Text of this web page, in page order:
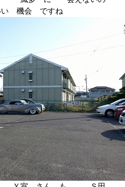
機会 ですね